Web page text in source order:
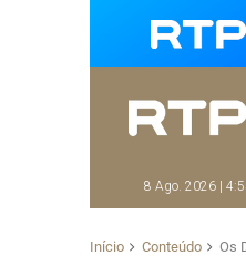
8 Ago. 2026 |
Início Conteúdo Os